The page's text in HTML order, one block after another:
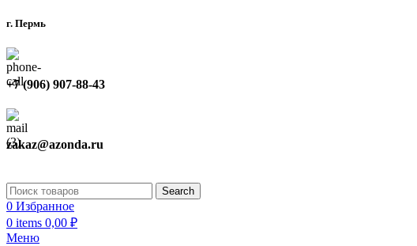
г. Пермь
+7 (906) 907-88-43
zakaz@azonda.ru
Search
0 Избранное
0 items 0,00 ₽
Меню